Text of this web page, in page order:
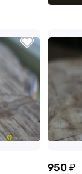
950 ₽